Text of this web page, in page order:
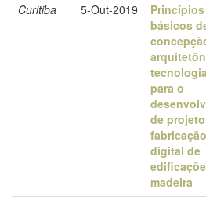
Curitiba 5-Out-2019
Princípios
básicos
para o
de
fabricação
digital de
madeira